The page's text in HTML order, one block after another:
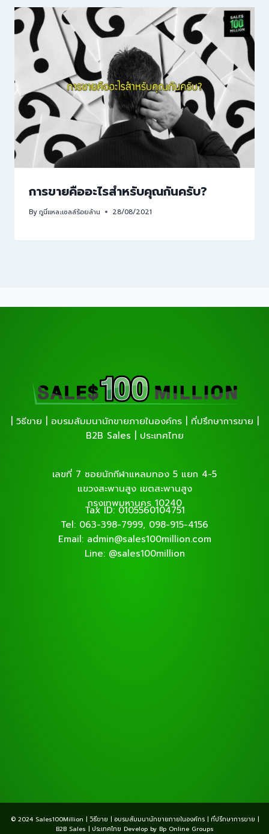
การขายคืออะไรสำหรับคุณกันครับ?
Byกูนี่แหละเซลล์ร้อยล้าน 28/08/2021
| วิธีขาย | อบรมสัมมนานักขายภายในองค์กร | ที่ปรึกษาการขาย |
B2B Sales | ประเทศไทย
เลขที่ 7 ซอยนักกีฬาแหลมทอง 5 แยก 4-5
แขวงสะพานสูง เขตสะพานสูง
กรุงเทพมหานคร 10240
Tax ID: 0105560104751
Tel: 063-398-7999, 098-915-4156
Email: admin@sales100million.com
Line: @sales100million
© 2024 Sales100Million | วิธีขาย | อบรมสัมมนานักขายภายในองค์กร | ที่ปรึกษาการขาย |
B2B Sales | ประเทศไทย Develop by Bp Online Groups